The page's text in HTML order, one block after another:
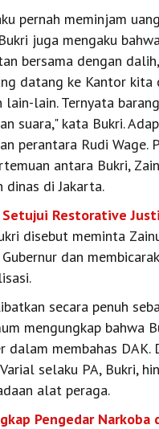
pernah meminjam
juga mengaku
bersama dengan
datang ke Kantor
lain-lain. Ternyata
suara," kata Bukri.
perantara Rudi Wage.
antara Bukri,
dinas di Jakarta.
Restorative
disebut meminta
dan
secara penuh
mengungkap bahwa
dalam membahas
selaku PA, Bukri,
alat peraga.
Pengedar